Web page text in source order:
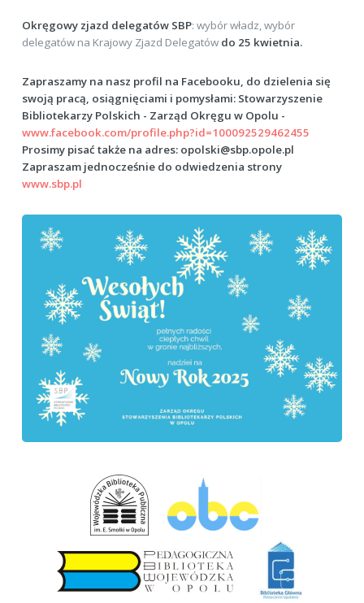
Okręgowy zjazd delegatów SBP: wybór władz, wybór
delegatów na Krajowy Zjazd Delegatów do 25 kwietnia.
Zapraszamy na nasz profil na Facebooku, do dzielenia się
swoją pracą, osiągnięciami i pomysłami: Stowarzyszenie
Bibliotekarzy Polskich - Zarząd Okręgu w Opolu -
www.facebook.com/profile.php?id=100092529462455
Prosimy pisać także na adres: opolski@sbp.opole.pl
Zapraszam jednocześnie do odwiedzenia strony
www.sbp.pl